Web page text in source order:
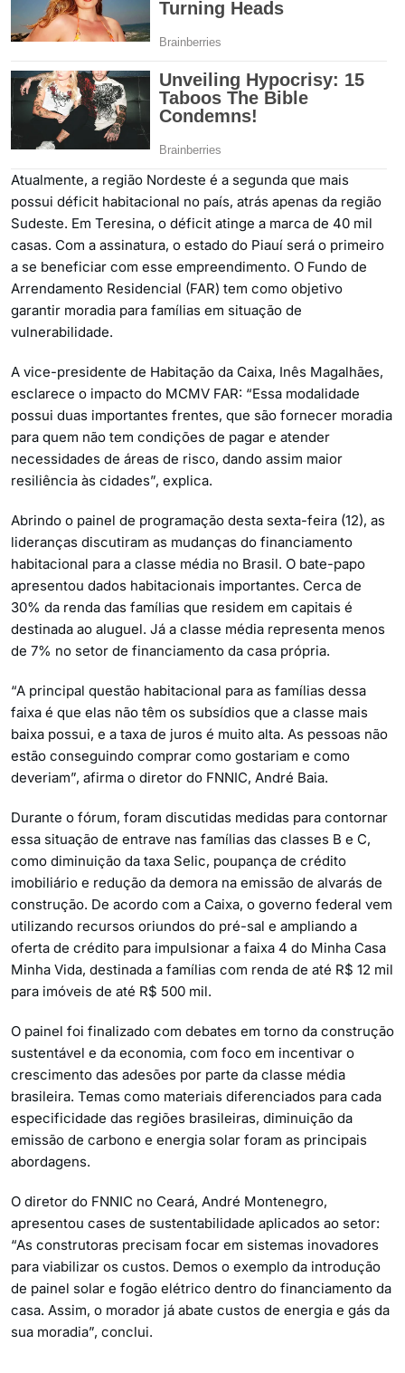
Atualmente, a região Nordeste é a segunda que mais
possui déficit habitacional no país, atrás apenas da região
Sudeste. Em Teresina, o déficit atinge a marca de 40 mil
casas. Com a assinatura, o estado do Piauí será o primeiro
a se beneficiar com esse empreendimento. O Fundo de
Arrendamento Residencial (FAR) tem como objetivo
garantir moradia para famílias em situação de
vulnerabilidade.
A vice-presidente de Habitação da Caixa, Inês Magalhães,
esclarece o impacto do MCMV FAR: “Essa modalidade
possui duas importantes frentes, que são fornecer moradia
para quem não tem condições de pagar e atender
necessidades de áreas de risco, dando assim maior
resiliência às cidades”, explica.
Abrindo o painel de programação desta sexta-feira (12), as
lideranças discutiram as mudanças do financiamento
habitacional para a classe média no Brasil. O bate-papo
apresentou dados habitacionais importantes. Cerca de
30% da renda das famílias que residem em capitais é
destinada ao aluguel. Já a classe média representa menos
de 7% no setor de financiamento da casa própria.
“A principal questão habitacional para as famílias dessa
faixa é que elas não têm os subsídios que a classe mais
baixa possui, e a taxa de juros é muito alta. As pessoas não
estão conseguindo comprar como gostariam e como
deveriam”, afirma o diretor do FNNIC, André Baia.
Durante o fórum, foram discutidas medidas para contornar
essa situação de entrave nas famílias das classes B e C,
como diminuição da taxa Selic, poupança de crédito
imobiliário e redução da demora na emissão de alvarás de
construção. De acordo com a Caixa, o governo federal vem
utilizando recursos oriundos do pré-sal e ampliando a
oferta de crédito para impulsionar a faixa 4 do Minha Casa
Minha Vida, destinada a famílias com renda de até R$ 12 mil
para imóveis de até R$ 500 mil.
O painel foi finalizado com debates em torno da construção
sustentável e da economia, com foco em incentivar o
crescimento das adesões por parte da classe média
brasileira. Temas como materiais diferenciados para cada
especificidade das regiões brasileiras, diminuição da
emissão de carbono e energia solar foram as principais
abordagens.
O diretor do FNNIC no Ceará, André Montenegro,
apresentou cases de sustentabilidade aplicados ao setor:
“As construtoras precisam focar em sistemas inovadores
para viabilizar os custos. Demos o exemplo da introdução
de painel solar e fogão elétrico dentro do financiamento da
casa. Assim, o morador já abate custos de energia e gás da
sua moradia”, conclui.